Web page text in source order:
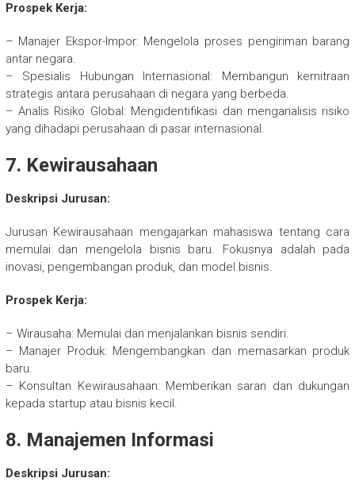
Prospek Kerja:
– Manajer Ekspor-Impor: Mengelola proses pengiriman barang
antar negara.
– Spesialis Hubungan Internasional: Membangun kemitraan
strategis antara perusahaan di negara yang berbeda.
– Analis Risiko Global: Mengidentifikasi dan menganalisis risiko
yang dihadapi perusahaan di pasar internasional.
7. Kewirausahaan
Deskripsi Jurusan:
Jurusan Kewirausahaan mengajarkan mahasiswa tentang cara
memulai dan mengelola bisnis baru. Fokusnya adalah pada
inovasi, pengembangan produk, dan model bisnis.
Prospek Kerja:
– Wirausaha: Memulai dan menjalankan bisnis sendiri.
– Manajer Produk: Mengembangkan dan memasarkan produk
baru.
– Konsultan Kewirausahaan: Memberikan saran dan dukungan
kepada startup atau bisnis kecil.
8. Manajemen Informasi
Deskripsi Jurusan: